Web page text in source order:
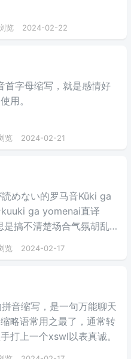
览 2024-02-22
首字母缩写，就是感情好
用。
览 2024-02-21
めない的罗马音Kūki ga
ga yomenai直译
是搞不清楚场合气氛胡乱
览 2024-02-17
音缩写，是一句万能聊天
略语常用之最了，通常转
打上一个xswl以表真诚。